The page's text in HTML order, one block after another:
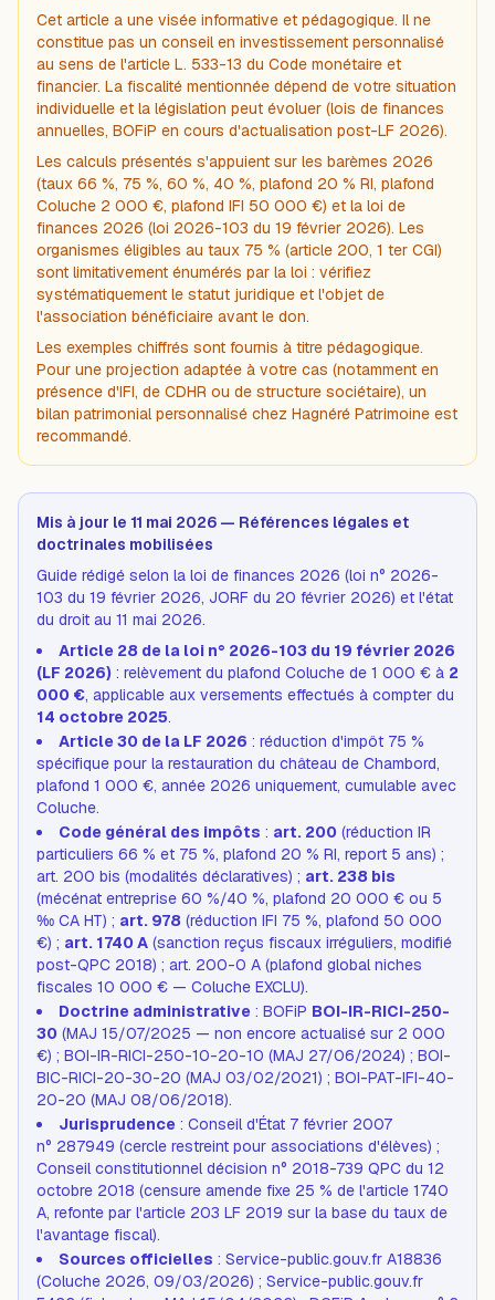
Cet article a une visée informative et pédagogique. Il ne
constitue pas un conseil en investissement personnalisé
au sens de l'article L. 533-13 du Code monétaire et
financier. La fiscalité mentionnée dépend de votre situation
individuelle et la législation peut évoluer (lois de finances
annuelles, BOFiP en cours d'actualisation post-LF 2026).
Les calculs présentés s'appuient sur les barèmes 2026
(taux 66 %, 75 %, 60 %, 40 %, plafond 20 % RI, plafond
Coluche 2 000 €, plafond IFI 50 000 €) et la loi de
finances 2026 (loi 2026-103 du 19 février 2026). Les
organismes éligibles au taux 75 % (article 200, 1 ter CGI)
sont limitativement énumérés par la loi : vérifiez
systématiquement le statut juridique et l'objet de
l'association bénéficiaire avant le don.
Les exemples chiffrés sont fournis à titre pédagogique.
Pour une projection adaptée à votre cas (notamment en
présence d'IFI, de CDHR ou de structure sociétaire), un
bilan patrimonial personnalisé chez Hagnéré Patrimoine est
recommandé.
Mis à jour le 11 mai 2026 — Références légales et
doctrinales mobilisées
Guide rédigé selon la loi de finances 2026 (loi n° 2026-
103 du 19 février 2026, JORF du 20 février 2026) et l'état
du droit au 11 mai 2026.
Article 28 de la loi n° 2026-103 du 19 février 2026
(LF 2026) : relèvement du plafond Coluche de 1 000 € à 2
000 €, applicable aux versements effectués à compter du
14 octobre 2025.
Article 30 de la LF 2026 : réduction d'impôt 75 %
spécifique pour la restauration du château de Chambord,
plafond 1 000 €, année 2026 uniquement, cumulable avec
Coluche.
Code général des impôts : art. 200 (réduction IR
particuliers 66 % et 75 %, plafond 20 % RI, report 5 ans) ;
art. 200 bis (modalités déclaratives) ; art. 238 bis
(mécénat entreprise 60 %/40 %, plafond 20 000 € ou 5
‰ CA HT) ; art. 978 (réduction IFI 75 %, plafond 50 000
€) ; art. 1740 A (sanction reçus fiscaux irréguliers, modifié
post-QPC 2018) ; art. 200-0 A (plafond global niches
fiscales 10 000 € — Coluche EXCLU).
Doctrine administrative : BOFiP BOI-IR-RICI-250-
30 (MAJ 15/07/2025 — non encore actualisé sur 2 000
€) ; BOI-IR-RICI-250-10-20-10 (MAJ 27/06/2024) ; BOI-
BIC-RICI-20-30-20 (MAJ 03/02/2021) ; BOI-PAT-IFI-40-
20-20 (MAJ 08/06/2018).
Jurisprudence : Conseil d'État 7 février 2007
n° 287949 (cercle restreint pour associations d'élèves) ;
Conseil constitutionnel décision n° 2018-739 QPC du 12
octobre 2018 (censure amende fixe 25 % de l'article 1740
A, refonte par l'article 203 LF 2019 sur la base du taux de
l'avantage fiscal).
Sources officielles : Service-public.gouv.fr A18836
(Coluche 2026, 09/03/2026) ; Service-public.gouv.fr